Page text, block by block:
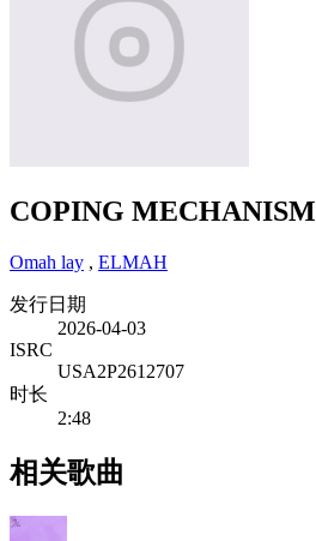
COPING MECHANISM
Omah lay , ELMAH
发行日期
2026-04-03
ISRC
USA2P2612707
时长
2:48
相关歌曲